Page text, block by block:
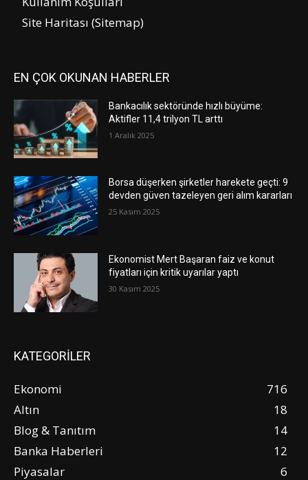
Site Haritası (Sitemap)
EN ÇOK OKUNAN HABERLER
Bankacılık sektöründe hızlı büyüme:
Aktifler 11,4 trilyon TL arttı
1 Aralık 2025
Borsa düşerken şirketler harekete geçti: 9
devden güven tazeleyen geri alım kararları
25 Kasım 2025
Ekonomist Mert Başaran faiz ve konut
fiyatları için kritik uyarılar yaptı
30 Kasım 2025
KATEGORİLER
Ekonomi
716
Altın
18
Blog & Tanıtım
14
Banka Haberleri
12
Piyasalar
6